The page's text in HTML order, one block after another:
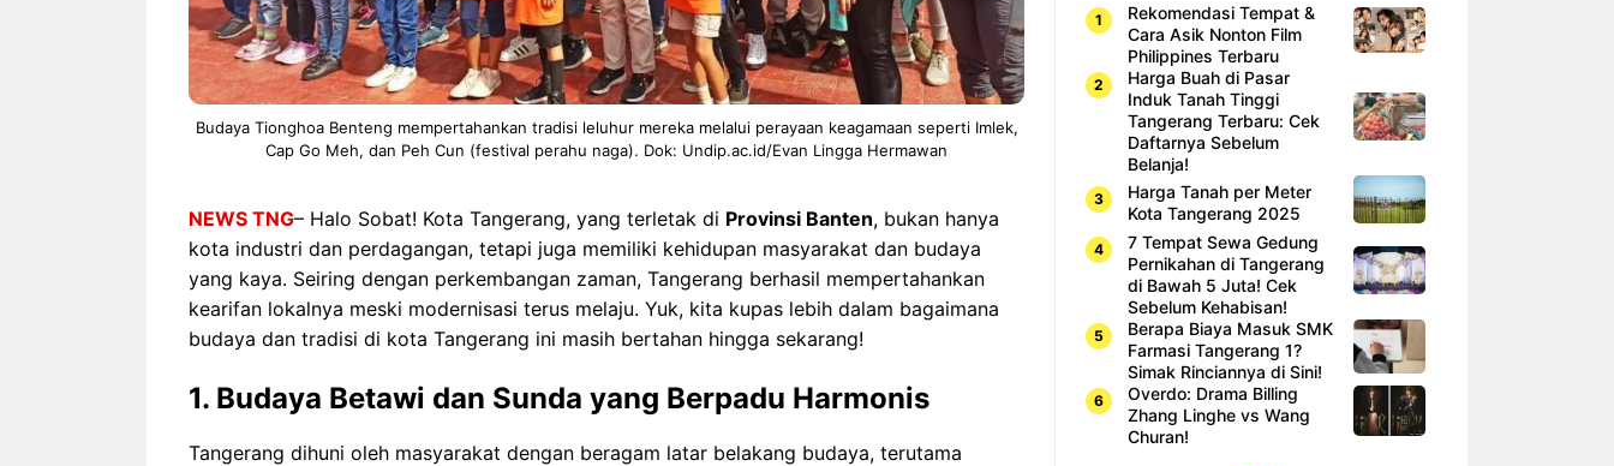
Budaya Tionghoa Benteng mempertahankan tradisi leluhur mereka melalui perayaan keagamaan seperti Imlek,
Cap Go Meh, dan Peh Cun (festival perahu naga). Dok: Undip.ac.id/Evan Lingga Hermawan
NEWS TNG– Halo Sobat! Kota Tangerang, yang terletak di Provinsi Banten, bukan hanya
kota industri dan perdagangan, tetapi juga memiliki kehidupan masyarakat dan budaya
yang kaya. Seiring dengan perkembangan zaman, Tangerang berhasil mempertahankan
kearifan lokalnya meski modernisasi terus melaju. Yuk, kita kupas lebih dalam bagaimana
budaya dan tradisi di kota Tangerang ini masih bertahan hingga sekarang!
1. Budaya Betawi dan Sunda yang Berpadu Harmonis
Tangerang dihuni oleh masyarakat dengan beragam latar belakang budaya, terutama
Rekomendasi Tempat &
Cara Asik Nonton Film
Philippines Terbaru
Harga Buah di Pasar
Induk Tanah Tinggi
Tangerang Terbaru: Cek
Daftarnya Sebelum
Belanja!
Harga Tanah per Meter
Kota Tangerang 2025
7 Tempat Sewa Gedung
Pernikahan di Tangerang
di Bawah 5 Juta! Cek
Sebelum Kehabisan!
Berapa Biaya Masuk SMK
Farmasi Tangerang 1?
Simak Rinciannya di Sini!
Overdo: Drama Billing
Zhang Linghe vs Wang
Churan!